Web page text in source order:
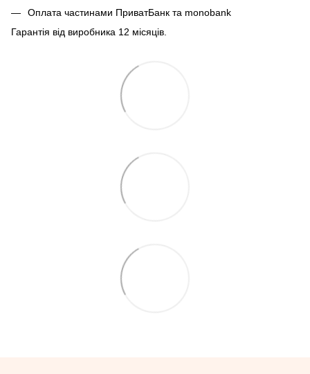
Оплата частинами ПриватБанк та monobank
Гарантія від виробника 12 місяців.